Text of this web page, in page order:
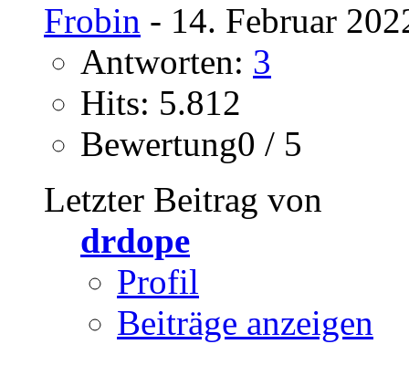
Frobin - 14. Februar
Antworten: 3
Hits: 5.812
Bewertung0 / 5
Letzter Beitrag von
drdope
Profil
Beiträge anzeigen